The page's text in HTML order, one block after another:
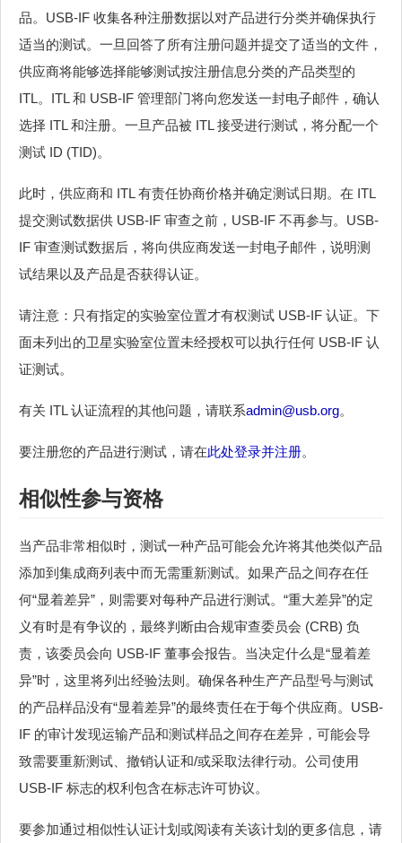
品。USB-IF 收集各种注册数据以对产品进行分类并确保执行
适当的测试。一旦回答了所有注册问题并提交了适当的文件，
供应商将能够选择能够测试按注册信息分类的产品类型的
ITL。ITL 和 USB-IF 管理部门将向您发送一封电子邮件，确认
选择 ITL 和注册。一旦产品被 ITL 接受进行测试，将分配一个
测试 ID (TID)。
此时，供应商和 ITL 有责任协商价格并确定测试日期。在 ITL
提交测试数据供 USB-IF 审查之前，USB-IF 不再参与。USB-
IF 审查测试数据后，将向供应商发送一封电子邮件，说明测
试结果以及产品是否获得认证。
请注意：只有指定的实验室位置才有权测试 USB-IF 认证。下
面未列出的卫星实验室位置未经授权可以执行任何 USB-IF 认
证测试。
有关 ITL 认证流程的其他问题，请联系admin@usb.org。
要注册您的产品进行测试，请在此处登录并注册。
相似性参与资格
当产品非常相似时，测试一种产品可能会允许将其他类似产品
添加到集成商列表中而无需重新测试。如果产品之间存在任
何“显着差异”，则需要对每种产品进行测试。“重大差异”的定
义有时是有争议的，最终判断由合规审查委员会 (CRB) 负
责，该委员会向 USB-IF 董事会报告。当决定什么是“显着差
异”时，这里将列出经验法则。确保各种生产产品型号与测试
的产品样品没有“显着差异”的最终责任在于每个供应商。USB-
IF 的审计发现运输产品和测试样品之间存在差异，可能会导
致需要重新测试、撤销认证和/或采取法律行动。公司使用
USB-IF 标志的权利包含在标志许可协议。
要参加通过相似性认证计划或阅读有关该计划的更多信息，请